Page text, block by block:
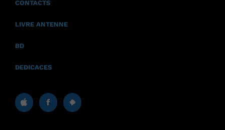
CONTACTS
LIVRE ANTENNE
BD
DEDICACES